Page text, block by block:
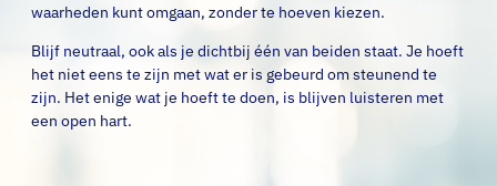
waarheden kunt omgaan, zonder te hoeven kiezen.
Blijf neutraal, ook als je dichtbij één van beiden staat. Je hoeft
het niet eens te zijn met wat er is gebeurd om steunend te
zijn. Het enige wat je hoeft te doen, is blijven luisteren met
een open hart.